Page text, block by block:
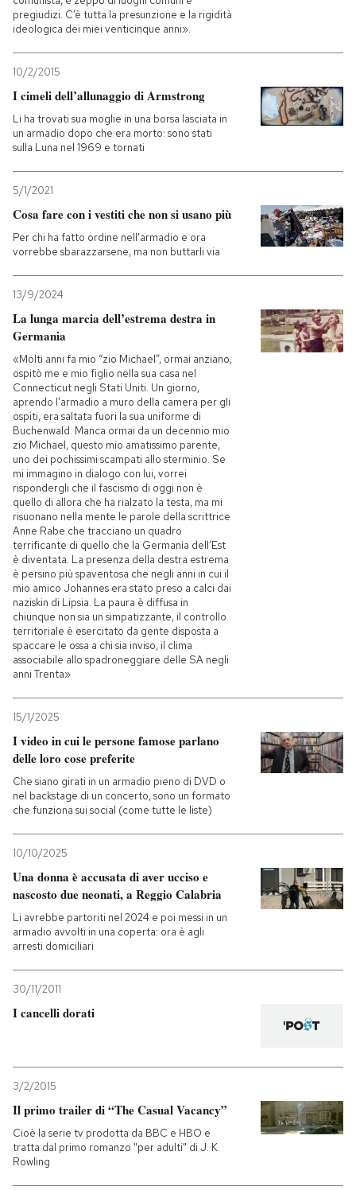
CALENDARIO
AREA PERSONALE
Entra
pregiudizi. C’è tutta la presunzione e la rigidità
ideologica dei miei venticinque anni».
10/2/2015
I cimeli dell’allunaggio di Armstrong
Li ha trovati sua moglie in una borsa lasciata in
un armadio dopo che era morto: sono stati
sulla Luna nel 1969 e tornati
5/1/2021
Cosa fare con i vestiti che non si usano più
Per chi ha fatto ordine nell'armadio e ora
vorrebbe sbarazzarsene, ma non buttarli via
13/9/2024
La lunga marcia dell’estrema destra in
Germania
«Molti anni fa mio “zio Michael”, ormai anziano,
ospitò me e mio figlio nella sua casa nel
Connecticut negli Stati Uniti. Un giorno,
aprendo l’armadio a muro della camera per gli
ospiti, era saltata fuori la sua uniforme di
Buchenwald. Manca ormai da un decennio mio
zio Michael, questo mio amatissimo parente,
uno dei pochissimi scampati allo sterminio. Se
mi immagino in dialogo con lui, vorrei
rispondergli che il fascismo di oggi non è
quello di allora che ha rialzato la testa, ma mi
risuonano nella mente le parole della scrittrice
Anne Rabe che tracciano un quadro
terrificante di quello che la Germania dell’Est
è diventata. La presenza della destra estrema
è persino più spaventosa che negli anni in cui il
mio amico Johannes era stato preso a calci dai
naziskin di Lipsia. La paura è diffusa in
chiunque non sia un simpatizzante, il controllo
territoriale è esercitato da gente disposta a
spaccare le ossa a chi sia inviso, il clima
associabile allo spadroneggiare delle SA negli
anni Trenta»
15/1/2025
I video in cui le persone famose parlano
delle loro cose preferite
Che siano girati in un armadio pieno di DVD o
nel backstage di un concerto, sono un formato
che funziona sui social (come tutte le liste)
10/10/2025
Una donna è accusata di aver ucciso e
nascosto due neonati, a Reggio Calabria
Li avrebbe partoriti nel 2024 e poi messi in un
armadio avvolti in una coperta: ora è agli
arresti domiciliari
30/11/2011
I cancelli dorati
3/2/2015
Il primo trailer di “The Casual Vacancy”
Cioè la serie tv prodotta da BBC e HBO e
tratta dal primo romanzo "per adulti" di J. K.
Rowling